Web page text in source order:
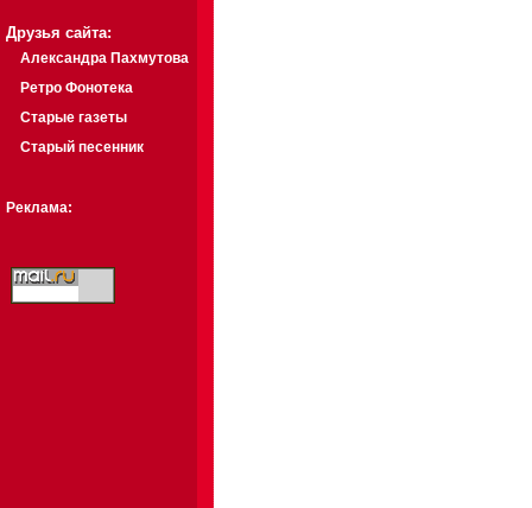
Друзья сайта:
Александра Пахмутова
Ретро Фонотека
Старые газеты
Старый песенник
Реклама: